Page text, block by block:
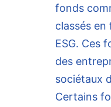
fonds
classés
ESG. Ces
des
sociétaux
Certains